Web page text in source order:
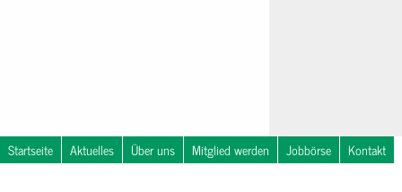
Startseite Aktuelles Über uns Mitglied werden Jobbörse Kontakt